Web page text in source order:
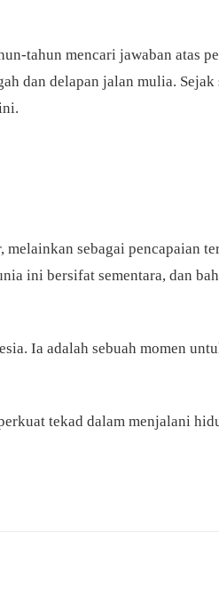
tahun mencari jawaban atas
dan delapan jalan mulia.
melainkan sebagai pencapaian
ini bersifat sementara, dan
Ia adalah sebuah momen
tekad dalam menjalani